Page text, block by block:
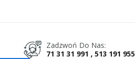
Zadzwoń Do Nas:
71 31 31 991 , 513 191 955